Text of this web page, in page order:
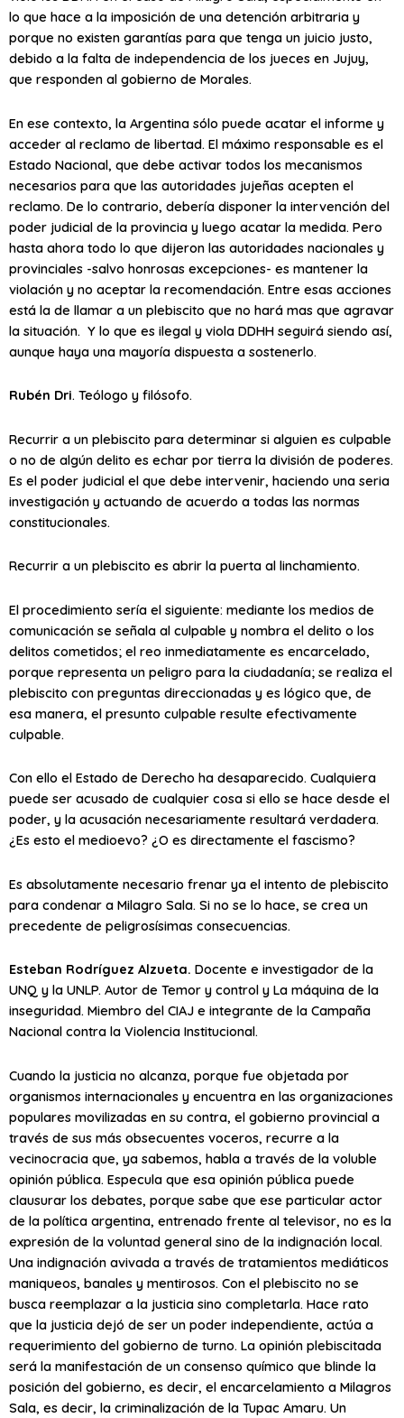
lo que hace a la imposición de una detención arbitraria y
porque no existen garantías para que tenga un juicio justo,
debido a la falta de independencia de los jueces en Jujuy,
que responden al gobierno de Morales.
En ese contexto, la Argentina sólo puede acatar el informe y
acceder al reclamo de libertad. El máximo responsable es el
Estado Nacional, que debe activar todos los mecanismos
necesarios para que las autoridades jujeñas acepten el
reclamo. De lo contrario, debería disponer la intervención del
poder judicial de la provincia y luego acatar la medida. Pero
hasta ahora todo lo que dijeron las autoridades nacionales y
provinciales -salvo honrosas excepciones- es mantener la
violación y no aceptar la recomendación. Entre esas acciones
está la de llamar a un plebiscito que no hará mas que agravar
la situación. Y lo que es ilegal y viola DDHH seguirá siendo así,
aunque haya una mayoría dispuesta a sostenerlo.
Rubén Dri. Teólogo y filósofo.
Recurrir a un plebiscito para determinar si alguien es culpable
o no de algún delito es echar por tierra la división de poderes.
Es el poder judicial el que debe intervenir, haciendo una seria
investigación y actuando de acuerdo a todas las normas
constitucionales.
Recurrir a un plebiscito es abrir la puerta al linchamiento.
El procedimiento sería el siguiente: mediante los medios de
comunicación se señala al culpable y nombra el delito o los
delitos cometidos; el reo inmediatamente es encarcelado,
porque representa un peligro para la ciudadanía; se realiza el
plebiscito con preguntas direccionadas y es lógico que, de
esa manera, el presunto culpable resulte efectivamente
culpable.
Con ello el Estado de Derecho ha desaparecido. Cualquiera
puede ser acusado de cualquier cosa si ello se hace desde el
poder, y la acusación necesariamente resultará verdadera.
¿Es esto el medioevo? ¿O es directamente el fascismo?
Es absolutamente necesario frenar ya el intento de plebiscito
para condenar a Milagro Sala. Si no se lo hace, se crea un
precedente de peligrosísimas consecuencias.
Esteban Rodríguez Alzueta. Docente e investigador de la
UNQ y la UNLP. Autor de Temor y control y La máquina de la
inseguridad. Miembro del CIAJ e integrante de la Campaña
Nacional contra la Violencia Institucional.
Cuando la justicia no alcanza, porque fue objetada por
organismos internacionales y encuentra en las organizaciones
populares movilizadas en su contra, el gobierno provincial a
través de sus más obsecuentes voceros, recurre a la
vecinocracia que, ya sabemos, habla a través de la voluble
opinión pública. Especula que esa opinión pública puede
clausurar los debates, porque sabe que ese particular actor
de la política argentina, entrenado frente al televisor, no es la
expresión de la voluntad general sino de la indignación local.
Una indignación avivada a través de tratamientos mediáticos
maniqueos, banales y mentirosos. Con el plebiscito no se
busca reemplazar a la justicia sino completarla. Hace rato
que la justicia dejó de ser un poder independiente, actúa a
requerimiento del gobierno de turno. La opinión plebiscitada
será la manifestación de un consenso químico que blinde la
posición del gobierno, es decir, el encarcelamiento a Milagros
Sala, es decir, la criminalización de la Tupac Amaru. Un